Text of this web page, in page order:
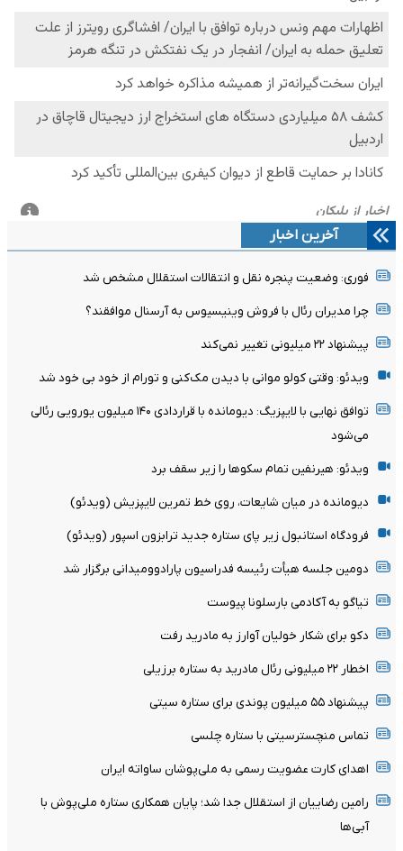
آخرین اخبار
فوری: وضعیت پنجره نقل و انتقالات استقلال مشخص شد
چرا مدیران رئال با فروش وینیسیوس به آرسنال موافقند؟
پیشنهاد ۲۲ میلیونی تغییر نمی‌کند
ویدئو: وقتی کولو موانی با دیدن مک‌کنی و تورام از خود بی خود شد
توافق نهایی با لایپزیگ: دیومانده با قراردادی ۱۴۰ میلیون یورویی رئالی
می‌شود
ویدئو: هیرنفین تمام سکوها را زیر سقف برد
دیومانده در میان شایعات، روی خط تمرین لایپزیش (ویدئو)
فرودگاه استانبول زیر پای ستاره جدید ترابزون اسپور (ویدئو)
دومین جلسه هیأت رئیسه فدراسیون پارادوومیدانی برگزار شد
تیاگو به آکادمی بارسلونا پیوست
دکو برای شکار خولیان آوارز به مادرید رفت
اخطار ۲۲ میلیونی رئال مادرید به ستاره برزیلی
پیشنهاد ۵۵ میلیون پوندی برای ستاره سیتی
تماس منچسترسیتی با ستاره چلسی
اهدای کارت عضویت رسمی به ملی‌پوشان ساواته ایران
رامین رضاییان از استقلال جدا شد؛ پایان همکاری ستاره ملی‌پوش با
آبی‌ها